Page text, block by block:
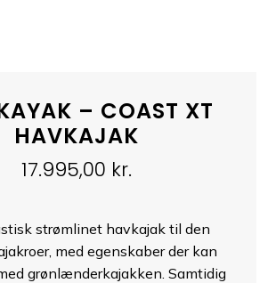
– COAST XT
HAVKAJAK
17.995,00 kr.
strømlinet havkajak til den
med egenskaber der kan
grønlænderkajakken. Samtidig